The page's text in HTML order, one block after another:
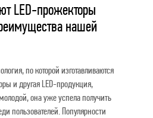
LED-прожекторы
нашей
по которой изготавливаются
и другая LED-продукция,
она уже успела получить
пользователей. Популярности